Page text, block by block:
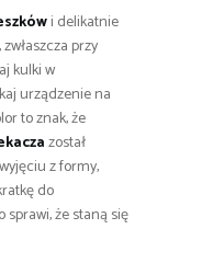
i delikatnie
przy
kulki w
urządzenie na
to znak, że
został
z formy,
do
sprawi, że staną się